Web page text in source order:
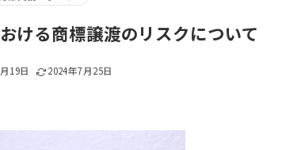
ける商標譲渡のリスクについて
19日 2024年7月25日